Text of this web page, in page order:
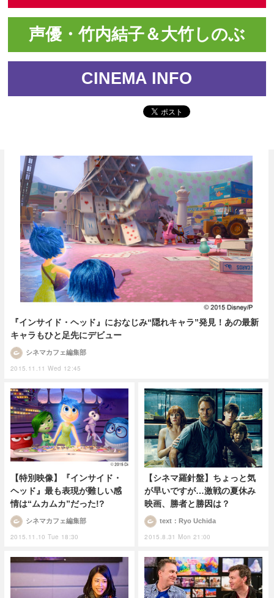
声優・竹内結子＆大竹しのぶ
CINEMA INFO
『インサイド・ヘッド』におなじみ“隠れキャラ”発見！あの最新
キャラもひと足先にデビュー
2015.11.11 Wed 12:45
シネマカフェ編集部
【特別映像】『インサイド・
ヘッド』最も表現が難しい感
情は“ムカムカ”だった!?
2015.11.10 Tue 18:30
シネマカフェ編集部
【シネマ羅針盤】ちょっと気
が早いですが…激戦の夏休み
映画、勝者と勝因は？
2015.8.31 Mon 21:00
text：Ryo Uchida